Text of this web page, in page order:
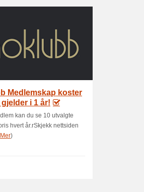
Medlemskap koster
i 1 år!
kan du se 10 utvalgte
hvert år.rSkjekk nettsiden
Mer)